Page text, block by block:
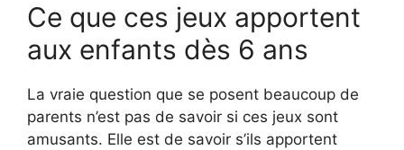
Ce que ces jeux apportent
aux enfants dès 6 ans
La vraie question que se posent beaucoup de
parents n’est pas de savoir si ces jeux sont
amusants. Elle est de savoir s’ils apportent